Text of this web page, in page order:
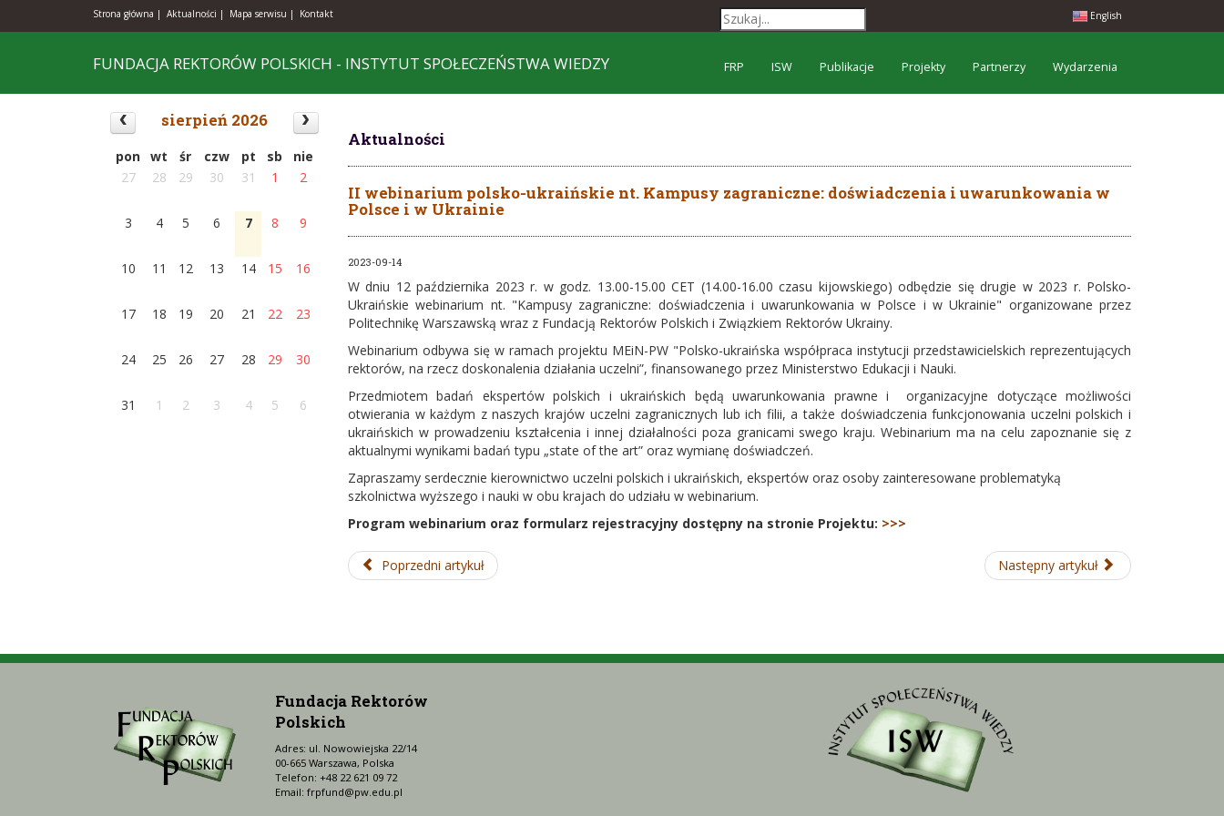
Strona główna | Aktualności | Mapa serwisu | Kontakt English
FUNDACJA REKTORÓW POLSKICH - INSTYTUT SPOŁECZEŃSTWA WIEDZY FRP ISW Publikacje Projekty Partnerzy Wydarzenia
Aktualności
II webinarium polsko-ukraińskie nt. Kampusy zagraniczne: doświadczenia i uwarunkowania w
Polsce i w Ukrainie
2023-09-14
W dniu 12 października 2023 r. w godz. 13.00-15.00 CET (14.00-16.00 czasu kijowskiego) odbędzie się drugie w 2023 r. Polsko-
Ukraińskie webinarium nt. "Kampusy zagraniczne: doświadczenia i uwarunkowania w Polsce i w Ukrainie" organizowane przez
Politechnikę Warszawską wraz z Fundacją Rektorów Polskich i Związkiem Rektorów Ukrainy.
Webinarium odbywa się w ramach projektu MEiN-PW "Polsko-ukraińska współpraca instytucji przedstawicielskich reprezentujących
rektorów, na rzecz doskonalenia działania uczelni”, finansowanego przez Ministerstwo Edukacji i Nauki.
Przedmiotem badań ekspertów polskich i ukraińskich będą uwarunkowania prawne i organizacyjne dotyczące możliwości
otwierania w każdym z naszych krajów uczelni zagranicznych lub ich filii, a także doświadczenia funkcjonowania uczelni polskich i
ukraińskich w prowadzeniu kształcenia i innej działalności poza granicami swego kraju. Webinarium ma na celu zapoznanie się z
aktualnymi wynikami badań typu „state of the art” oraz wymianę doświadczeń.
Zapraszamy serdecznie kierownictwo uczelni polskich i ukraińskich, ekspertów oraz osoby zainteresowane problematyką
szkolnictwa wyższego i nauki w obu krajach do udziału w webinarium.
Program webinarium oraz formularz rejestracyjny dostępny na stronie Projektu: >>>
Poprzedni artykuł Następny artykuł
sierpień 2026
pon wt śr czw pt sb
nie
27
28 29 30 31 1 2
3 4 5 6 7 8 9
10 11 12 13 14 15 16
17 18 19 20 21 22 23
24 25 26 27 28 29 30
31 1 2 3 4 5 6
Fundacja Rektorów
Polskich
Adres: ul. Nowowiejska 22/14
00-665 Warszawa, Polska
Telefon: +48 22 621 09 72
Email: frpfund@pw.edu.pl